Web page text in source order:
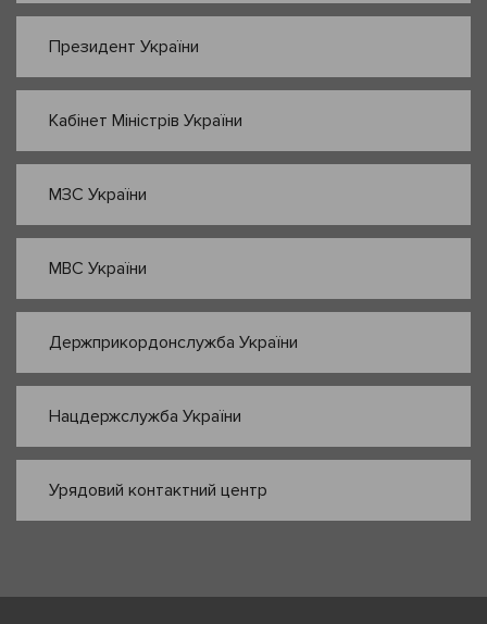
Президент України
Кабінет Міністрів України
МЗС України
МВС України
Держприкордонслужба України
Нацдержслужба України
Урядовий контактний центр